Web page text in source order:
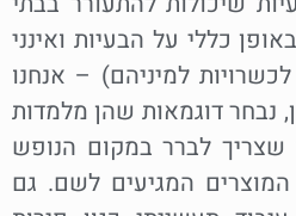
כללי על הבעיות ואינני
למיניהם) – אנחנו
נבחר דוגמאות שהן מלמדות
לברר במקום הנופש
המגיעים לשם. גם